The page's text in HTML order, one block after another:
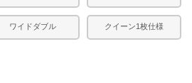
ワイドダブル クイーン1枚仕様